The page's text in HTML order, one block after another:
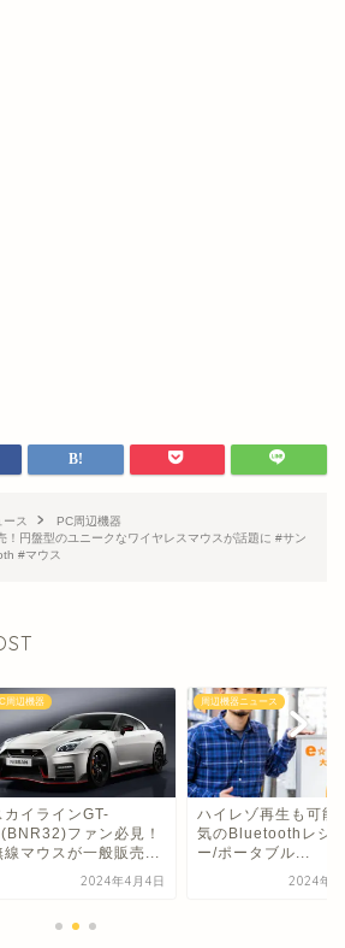
ース
PC周辺機器
！円盤型のユニークなワイヤレスマウスが話題に #サン
#マウス
周辺機器
カイラインGT-
ファン必見！
線マウスが一般販売...
2024年4月4日
周辺機器ニュース
ハイレゾ再生も可能
気のBluetoothレシ
ー/ポータブル...
2024年4